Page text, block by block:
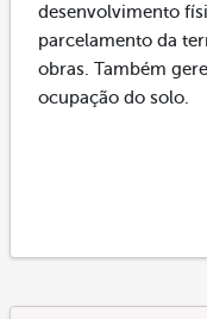
desenvolvimento
parcelamento da
obras. Também
ocupação do solo.